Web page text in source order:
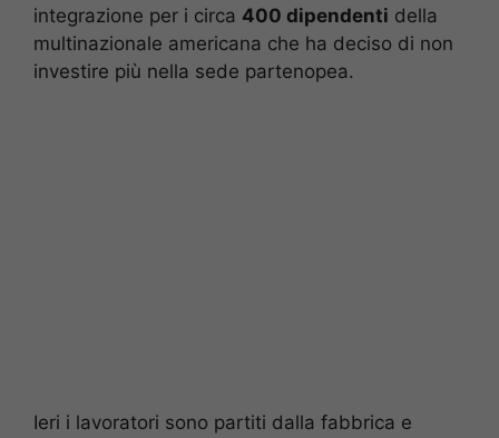
integrazione per i circa 400 dipendenti della
multinazionale americana che ha deciso di non
investire più nella sede partenopea.
Ieri i lavoratori sono partiti dalla fabbrica e